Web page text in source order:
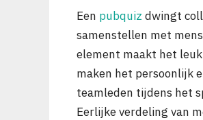
Een pubquiz dwingt
samenstellen met
element maakt het
maken het persoonlijk
teamleden tijdens het
Eerlijke verdeling van